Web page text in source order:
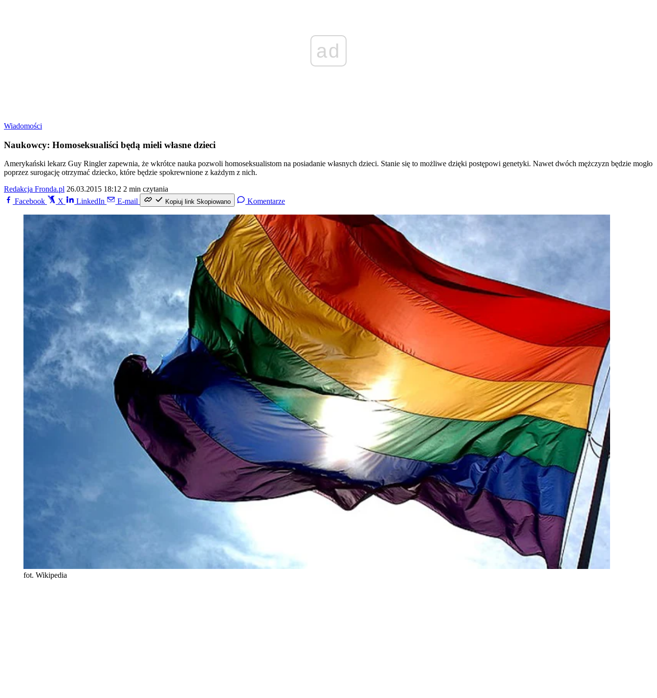
ad
Wiadomości
Naukowcy: Homoseksualiści będą mieli własne dzieci
Amerykański lekarz Guy Ringler zapewnia, że wkrótce nauka pozwoli homoseksualistom na posiadanie własnych dzieci. Stanie się to możliwe dzięki postępowi genetyki. Nawet dwóch mężczyzn będzie mogło
poprzez surogację otrzymać dziecko, które będzie spokrewnione z każdym z nich.
Redakcja Fronda.pl 26.03.2015 18:12 2 min czytania
Facebook
X LinkedIn E-mail Kopiuj link Skopiowano Komentarze
fot. Wikipedia